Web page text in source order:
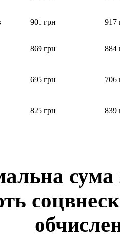
901 грн 917
869 грн 884
695 грн 706
825 грн 839
сума